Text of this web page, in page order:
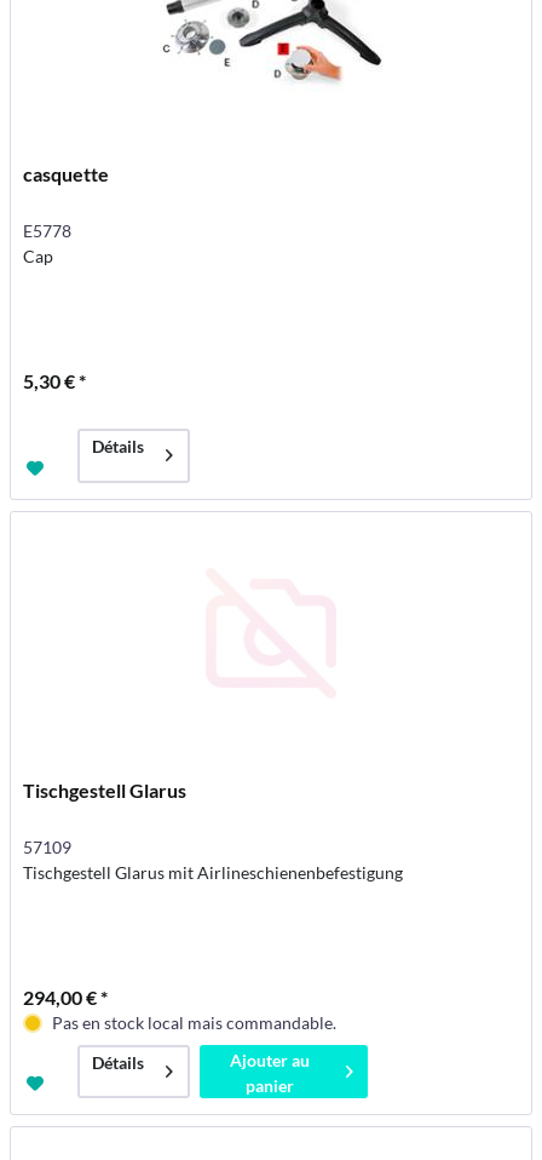
casquette
E5778
Cap
5,30 € *
Détails
Tischgestell Glarus
57109
Tischgestell Glarus mit Airlineschienenbefestigung
294,00 € *
Pas en stock local mais commandable.
Détails
Ajouter au
panier